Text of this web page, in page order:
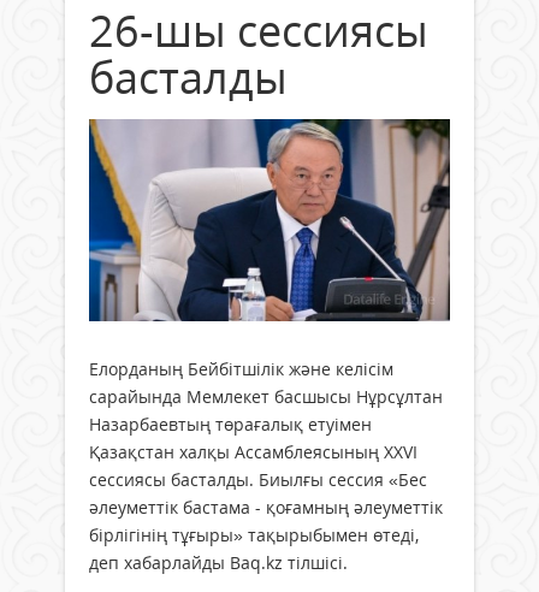
26-шы сессиясы
басталды
Елорданың Бейбiтшiлiк және келiсiм
сарайында Мемлекет басшысы Нұрсұлтан
Назарбаевтың төрағалық етуiмен
Қазақстан халқы Ассамблеясының ХХVI
сессиясы басталды. Биылғы сессия «Бес
әлеуметтiк бастама - қоғамның әлеуметтiк
бiрлiгiнiң тұғыры» тақырыбымен өтедi,
деп хабарлайды Baq.kz тiлшiсi.